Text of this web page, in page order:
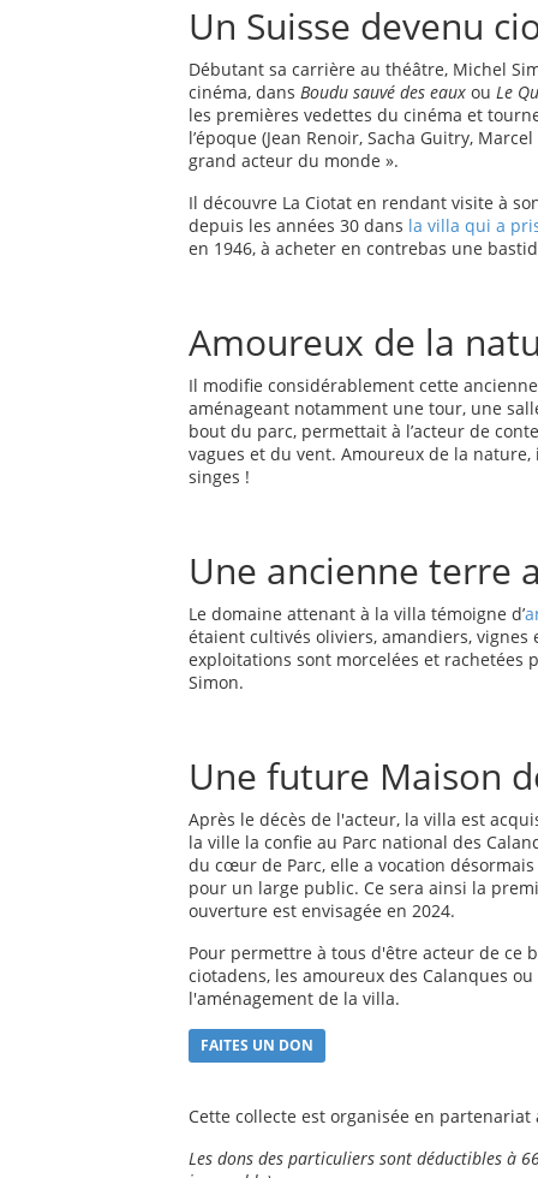
Un Suisse devenu
Débutant sa carrière au théâtre, Michel
cinéma, dans Boudu sauvé des eaux ou Le
les premières vedettes du cinéma et
l’époque (Jean Renoir, Sacha Guitry,
grand acteur du monde ».
Il découvre La Ciotat en rendant visite à
depuis les années 30 dans la villa qui a
en 1946, à acheter en contrebas une
Amoureux de la
Il modifie considérablement cette
aménageant notamment une tour, une
bout du parc, permettait à l’acteur de
vagues et du vent. Amoureux de la
singes !
Une ancienne terre
Le domaine attenant à la villa témoigne d’
étaient cultivés oliviers, amandiers, vignes
exploitations sont morcelées et
Simon.
Une future Maison
Après le décès de l'acteur, la villa est
la ville la confie au Parc national des
du cœur de Parc, elle a vocation
pour un large public. Ce sera ainsi la
ouverture est envisagée en 2024.
Pour permettre à tous d'être acteur de ce
ciotadens, les amoureux des Calanques
l'aménagement de la villa.
FAITES UN DON
Cette collecte est organisée en
Les dons des particuliers sont déductibles à